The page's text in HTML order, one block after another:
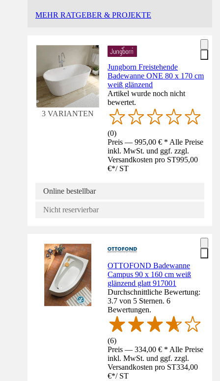
MEHR RATGEBER & PROJEKTE
3 VARIANTEN
Jungborn Freistehende
Badewanne ONE 80 x 170 cm
weiß glänzend
Artikel wurde noch nicht
bewertet.
(0)
Preis — 995,00 € * Alle Preise
inkl. MwSt. und ggf. zzgl.
Versandkosten pro ST995,00
€*/ ST
Online bestellbar
Nicht reservierbar
OTTOFOND Badewanne
Campus 90 x 160 cm weiß
glänzend glatt 917001
Durchschnittliche Bewertung:
3.7 von 5 Sternen. 6
Bewertungen.
(6)
Preis — 334,00 € * Alle Preise
inkl. MwSt. und ggf. zzgl.
Versandkosten pro ST334,00
€*/ ST